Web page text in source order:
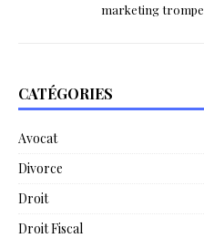
marketing
CATÉGORIES
Avocat
Divorce
Droit
Droit Fiscal